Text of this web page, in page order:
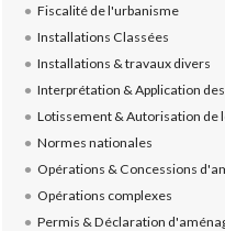
Fiscalité de l'urbanisme
Installations Classées
Installations & travaux divers
Interprétation & Application
Lotissement & Autorisation de
Normes nationales
Opérations & Concessions
Opérations complexes
Permis & Déclaration